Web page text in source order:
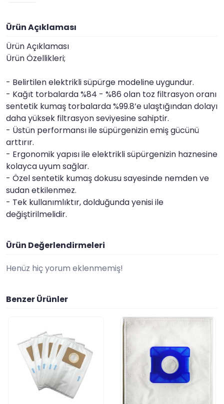
Ürün Açıklaması
Ürün Açıklaması
Ürün Özellikleri;
- Belirtilen elektrikli süpürge modeline uygundur.
- Kağıt torbalarda %84 - %86 olan toz filtrasyon oranı
sentetik kumaş torbalarda %99.8’e ulaştığından dolayı
daha yüksek filtrasyon seviyesine sahiptir.
- Üstün performansı ile süpürgenizin emiş gücünü
arttırır.
- Ergonomik yapısı ile elektrikli süpürgenizin haznesine
kolayca uyum sağlar.
- Özel sentetik kumaş dokusu sayesinde nemden ve
sudan etkilenmez.
- Tek kullanımlıktır, dolduğunda yenisi ile
değiştirilmelidir.
Ürün Değerlendirmeleri
Henüz hiç yorum eklenmemiş!
Benzer Ürünler